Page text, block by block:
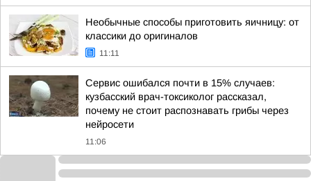
Необычные способы приготовить яичницу: от
классики до оригиналов
11:11
Сервис ошибался почти в 15% случаев:
кузбасский врач-токсиколог рассказал,
почему не стоит распознавать грибы через
нейросети
11:06